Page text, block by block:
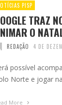
PISP
TRAZ
O
REDAÇÃO 4 DE
possível
Norte e jogar
More